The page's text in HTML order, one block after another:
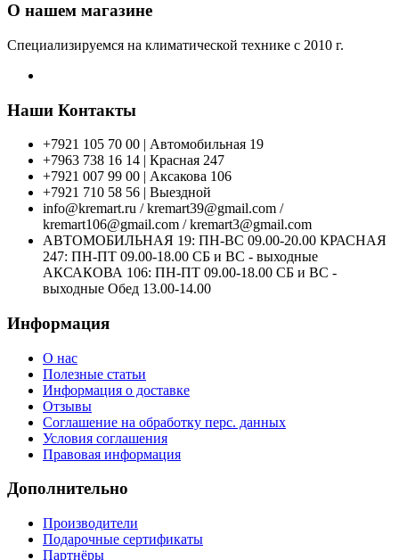
О нашем магазине
Специализируемся на климатической технике с 2010 г.
Наши Контакты
+7921 105 70 00 | Автомобильная 19
+7963 738 16 14 | Красная 247
+7921 007 99 00 | Аксакова 106
+7921 710 58 56 | Выездной
info@kremart.ru / kremart39@gmail.com /
kremart106@gmail.com / kremart3@gmail.com
АВТОМОБИЛЬНАЯ 19: ПН-ВС 09.00-20.00 КРАСНАЯ
247: ПН-ПТ 09.00-18.00 СБ и ВС - выходные
АКСАКОВА 106: ПН-ПТ 09.00-18.00 СБ и ВС -
выходные Обед 13.00-14.00
Информация
О нас
Полезные статьи
Информация о доставке
Отзывы
Соглашение на обработку перс. данных
Условия соглашения
Правовая информация
Дополнительно
Производители
Подарочные сертификаты
Партнёры